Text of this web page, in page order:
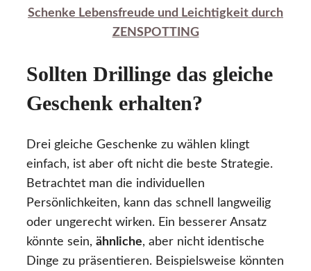
Schenke Lebensfreude und Leichtigkeit durch
ZENSPOTTING
Sollten Drillinge das gleiche
Geschenk erhalten?
Drei gleiche Geschenke zu wählen klingt
einfach, ist aber oft nicht die beste Strategie.
Betrachtet man die individuellen
Persönlichkeiten, kann das schnell langweilig
oder ungerecht wirken. Ein besserer Ansatz
könnte sein, ähnliche, aber nicht identische
Dinge zu präsentieren. Beispielsweise könnten